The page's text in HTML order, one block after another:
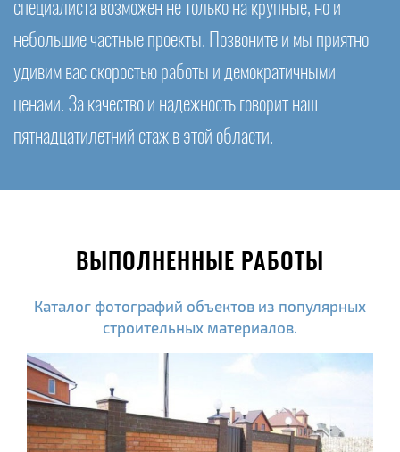
специалиста возможен не только на крупные, но и
небольшие частные проекты. Позвоните и мы приятно
удивим вас скоростью работы и демократичными
ценами. За качество и надежность говорит наш
пятнадцатилетний стаж в этой области.
ВЫПОЛНЕННЫЕ РАБОТЫ
Каталог фотографий объектов из популярных
строительных материалов.